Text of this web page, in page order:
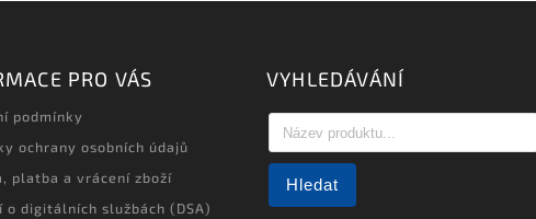
PRO VÁS
podmínky
ochrany osobních údajů
platba a vrácení zboží
o digitálních službách (DSA)
VYHLEDÁVÁNÍ
Hledat